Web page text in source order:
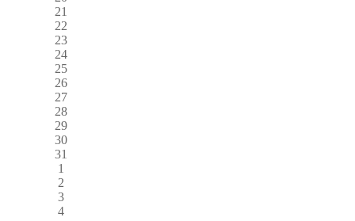
21
22
23
24
25
26
27
28
29
30
31
1
2
3
4